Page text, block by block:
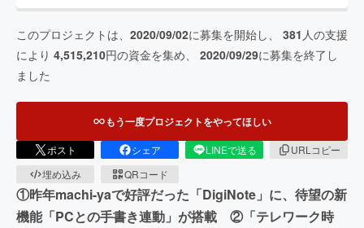
このプロジェクトは、 2020/09/02に募集を開始し、 381 人の支援
により 4,515,210円の資金を集め、 2020/09/29に募集を終了し
ました
もう一度プロジェクトをやってほしい
ポスト シェア LINEで送る
URLコピー
埋め込み
QRコード
①昨年machi-yaで好評だった「DigiNote」に、待望の新
機能「PCとの手書き連動」が搭載 ②「テレワーク時